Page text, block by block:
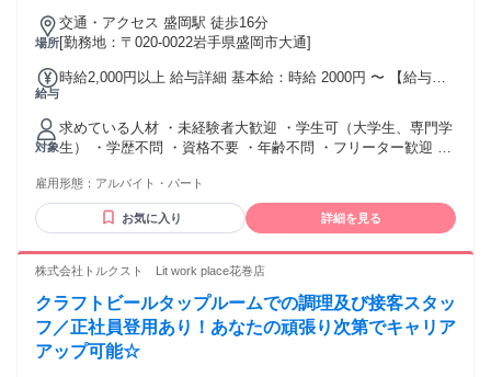
ーランスや別事業と掛け持ちの副業層 ✅：こんな方にピッタ
リの職場です！ ━━━━━━━ ⭐「人と接するのは好きだけ
ど過度な残業は嫌」 ⭐「マニュアル通りではなく自分の接客
がしたい」 ⭐「ギスギスしない温かい人間関係で働きたい」
ある方は、 即戦力として活躍いただけます！ 将来はリーダー
やマネジメント業務 へのキャリアUPも 可能です。 あなたの
場所
交通・アクセス 盛岡駅 徒歩16分
[勤務地：〒020-0022岩手県盛岡市大通]
給与
時給2,000円以上 給与詳細 基本給：時給 2000円 〜 【給与】
ティブあり（歩合給） ・ドリンク20% ・ボトル20% ・同伴
2000円 ◆給料日 毎月1日、16日支給 ◆日払い 全額日払い可
対象
求めている人材 ・未経験者大歓迎 ・学生可（大学生、専門学
生） ・学歴不問 ・資格不要 ・年齢不問 ・フリーター歓迎 ・
雇用形態： アルバイト・パート
お気に入り 詳細を見る
株式会社トルクスト Lit work place花巻店
クラフトビールタップルームでの調理及び接客スタッ
フ／正社員登用あり！あなたの頑張り次第でキャリア
アップ可能☆